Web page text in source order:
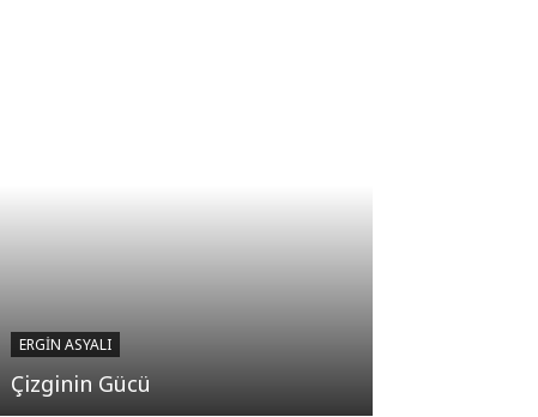
ERGIN ASYALI
Çizginin Gücü